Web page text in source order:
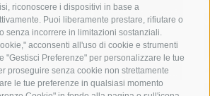
riconoscere i dispositivi in base a
Puoi liberamente prestare, rifiutare o
senza incorrere in limitazioni sostanziali.
acconsenti all'uso di cookie e strumenti
"Gestisci Preferenze" per personalizzare le tue
proseguire senza cookie non strettamente
le tue preferenze in qualsiasi momento
piano di sorrento
polizia municipale
Campania
sant'agnello
studenti temporali
treni
villa fiorentino vincenzo de luca